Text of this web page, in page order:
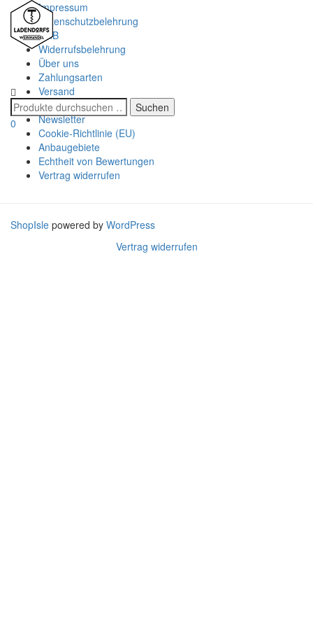
0
Impressum
Datenschutzbelehrung
AGB
Widerrufsbelehrung
Über uns
Zahlungsarten
Versand
Kontakt
Newsletter
Cookie-Richtlinie (EU)
Anbaugebiete
Echtheit von Bewertungen
Vertrag widerrufen
ShopIsle powered by WordPress
Vertrag widerrufen